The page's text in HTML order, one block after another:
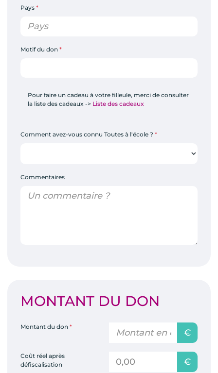
Pays *
Motif du don *
J'acquitte le parrainage de ma filleule en post-bac
Pour faire un cadeau à votre filleule, merci de consulter
la liste des cadeaux -> Liste des cadeaux
Comment avez-vous connu Toutes à l'école ? *
Commentaires
MONTANT DU DON
Montant du don *
€
Coût réel après
défiscalisation
€